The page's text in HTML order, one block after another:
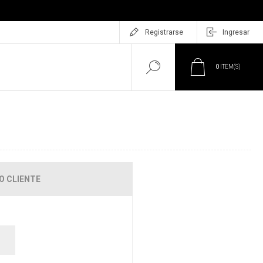
Registrarse Ingresar
0 ITEM(S)
CLIENTE